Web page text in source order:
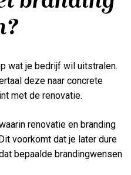
wat je bedrijf wil uitstralen.
deze naar concrete
met de renovatie.
renovatie en branding
voorkomt dat je later dure
bepaalde brandingwensen